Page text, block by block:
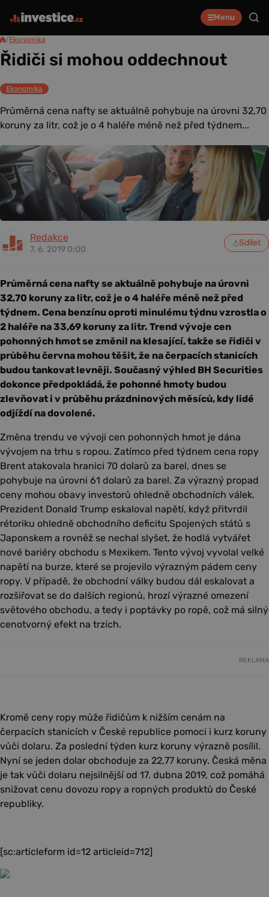
Menu
/Ekonomika
Řidiči si mohou oddechnout
Ekonomika
Průměrná cena nafty se aktuálně pohybuje na úrovni 32,70
koruny za litr, což je o 4 haléře méně než před týdnem...
Redakce
7. 6. 2019 0:00
Sdílet
Průměrná cena nafty se aktuálně pohybuje na úrovni
32,70 koruny za litr, což je o 4 haléře méně než před
týdnem. Cena benzínu oproti minulému týdnu vzrostla o
2 haléře na 33,69 koruny za litr. Trend vývoje cen
pohonných hmot se změnil na klesající, takže se řidiči v
průběhu června mohou těšit, že na čerpacích stanicích
budou tankovat levněji. Současný výhled BH Securities
dokonce předpokládá, že pohonné hmoty budou
zlevňovat i v průběhu prázdninových měsíců, kdy lidé
odjíždí na dovolené.
Změna trendu ve vývoji cen pohonných hmot je dána
vývojem na trhu s ropou. Zatímco před týdnem cena ropy
Brent atakovala hranici 70 dolarů za barel, dnes se
pohybuje na úrovni 61 dolarů za barel. Za výrazný propad
ceny mohou obavy investorů ohledně obchodních válek.
Prezident Donald Trump eskaloval napětí, když přitvrdil
rétoriku ohledně obchodního deficitu Spojených států s
Japonskem a rovněž se nechal slyšet, že hodlá vytvářet
nové bariéry obchodu s Mexikem. Tento vývoj vyvolal velké
napětí na burze, které se projevilo výrazným pádem ceny
ropy. V případě, že obchodní války budou dál eskalovat a
rozšiřovat se do dalších regionů, hrozí výrazné omezení
světového obchodu, a tedy i poptávky po ropě, což má silný
cenotvorný efekt na trzích.
REKLAMA
Kromě ceny ropy může řidičům k nižším cenám na
čerpacích stanicích v České republice pomoci i kurz koruny
vůči dolaru. Za poslední týden kurz koruny výrazně posílil.
Nyní se jeden dolar obchoduje za 22,77 koruny. Česká měna
je tak vůči dolaru nejsilnější od 17. dubna 2019, což pomáhá
snižovat cenu dovozu ropy a ropných produktů do České
republiky.
[sc:articleform id=12 articleid=712]